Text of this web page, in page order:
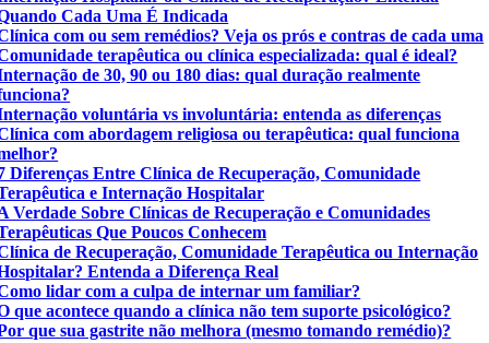
Cada Uma É Indicada
com ou sem remédios? Veja os prós e contras de cada uma
terapêutica ou clínica especializada: qual é ideal?
de 30, 90 ou 180 dias: qual duração realmente
voluntária vs involuntária: entenda as diferenças
com abordagem religiosa ou terapêutica: qual funciona
Diferenças Entre Clínica de Recuperação, Comunidade
e Internação Hospitalar
Verdade Sobre Clínicas de Recuperação e Comunidades
Que Poucos Conhecem
de Recuperação, Comunidade Terapêutica ou Internação
Entenda a Diferença Real
lidar com a culpa de internar um familiar?
que acontece quando a clínica não tem suporte psicológico?
que sua gastrite não melhora (mesmo tomando remédio)?